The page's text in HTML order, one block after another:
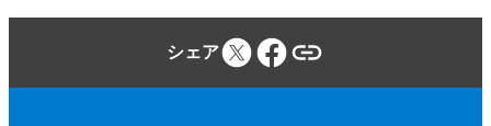
シェア